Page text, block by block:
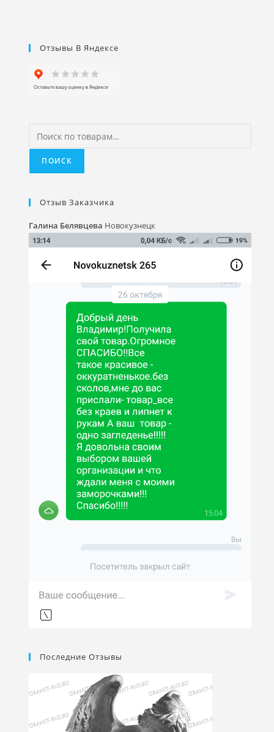
Отзывы В Яндексе
Искать:
ПОИСК
Отзыв Заказчика
Галина Белявцева Новокузнецк
Последние Отзывы